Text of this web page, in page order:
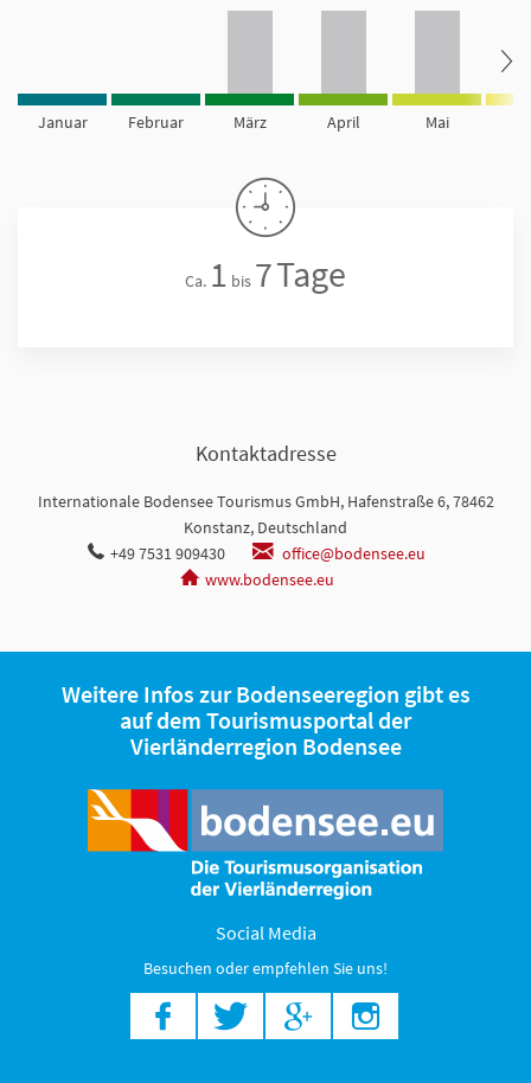
Januar Februar März April Mai
Ca. 1 bis 7Tage
Kontaktadresse
Internationale Bodensee Tourismus GmbH, Hafenstraße 6, 78462
Konstanz, Deutschland
+49 7531 909430
office@bodensee.eu
www.bodensee.eu
Weitere Infos zur Bodenseeregion gibt es
auf dem Tourismusportal der
Vierländerregion Bodensee
Social Media
Besuchen oder empfehlen Sie uns!